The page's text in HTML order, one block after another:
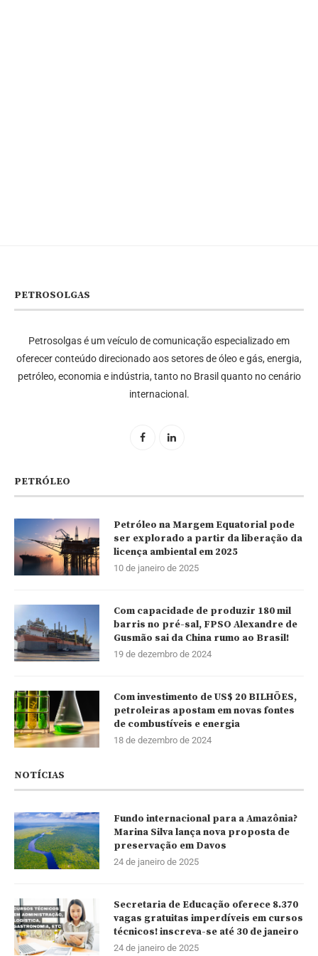
PETROSOLGAS
Petrosolgas é um veículo de comunicação especializado em
oferecer conteúdo direcionado aos setores de óleo e gás, energia,
petróleo, economia e indústria, tanto no Brasil quanto no cenário
internacional.
PETRÓLEO
Petróleo na Margem Equatorial pode
ser explorado a partir da liberação da
licença ambiental em 2025
10 de janeiro de 2025
Com capacidade de produzir 180 mil
barris no pré-sal, FPSO Alexandre de
Gusmão sai da China rumo ao Brasil!
19 de dezembro de 2024
Com investimento de US$ 20 BILHÕES,
petroleiras apostam em novas fontes
de combustíveis e energia
18 de dezembro de 2024
NOTÍCIAS
Fundo internacional para a Amazônia?
Marina Silva lança nova proposta de
preservação em Davos
24 de janeiro de 2025
Secretaria de Educação oferece 8.370
vagas gratuitas imperdíveis em cursos
técnicos! inscreva-se até 30 de janeiro
24 de janeiro de 2025